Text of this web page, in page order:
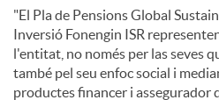
"El Pla de Pensions Global
Inversió Fonengin ISR
l'entitat, no només per las seves
també pel seu enfoc social i
productes financer i assegurador